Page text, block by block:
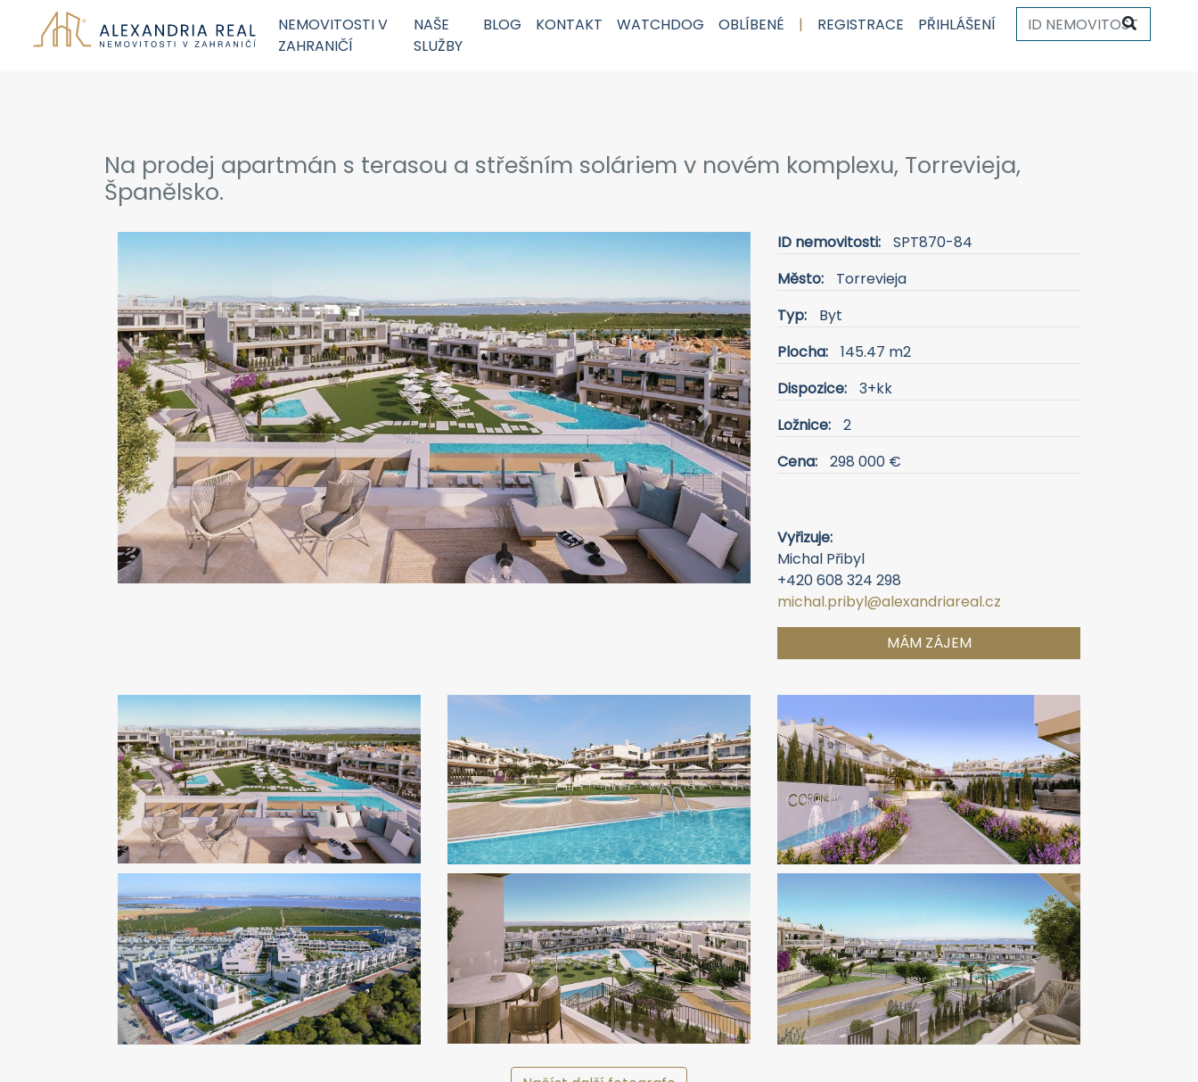
NEMOVITOSTI V
ZAHRANIČÍ
NAŠE
SLUŽBY
BLOG KONTAKT WATCHDOG OBLÍBENÉ | REGISTRACE PŘIHLÁŠENÍ
Na prodej apartmán s terasou a střešním soláriem v novém komplexu, Torrevieja,
Španělsko.
Previous Next
ID nemovitosti:
SPT870-84
Město:
Torrevieja
Typ:
Byt
Plocha:
145.47 m2
Dispozice:
3+kk
Ložnice:
2
Cena:
298 000 €
Vyřizuje:
Michal Přibyl
+420 608 324 298
michal.pribyl@alexandriareal.cz
MÁM ZÁJEM